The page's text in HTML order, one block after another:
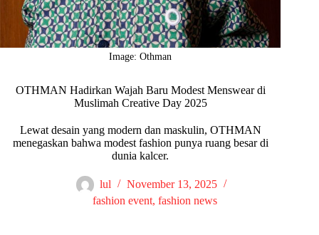
Image: Othman
OTHMAN Hadirkan Wajah Baru Modest Menswear di
Muslimah Creative Day 2025
Lewat desain yang modern dan maskulin, OTHMAN
menegaskan bahwa modest fashion punya ruang besar di
dunia kalcer.
lul
November 13, 2025
fashion event, fashion news